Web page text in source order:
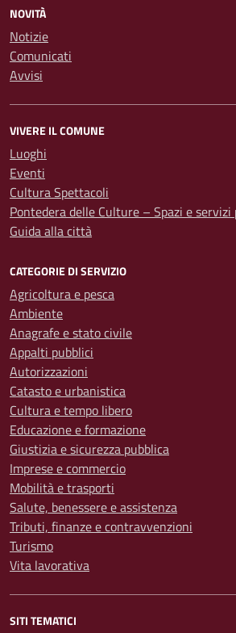
NOVITÀ
Notizie
Comunicati
Avvisi
VIVERE IL COMUNE
Luoghi
Eventi
Cultura Spettacoli
Pontedera delle Culture – Spazi e
Guida alla città
CATEGORIE DI SERVIZIO
Agricoltura e pesca
Ambiente
Anagrafe e stato civile
Appalti pubblici
Autorizzazioni
Catasto e urbanistica
Cultura e tempo libero
Educazione e formazione
Giustizia e sicurezza pubblica
Imprese e commercio
Mobilità e trasporti
Salute, benessere e assistenza
Tributi, finanze e contravvenzioni
Turismo
Vita lavorativa
SITI TEMATICI